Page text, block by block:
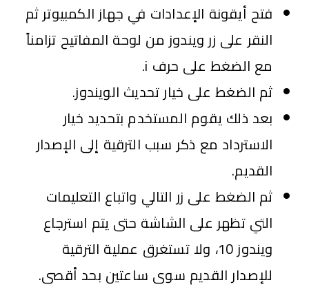
فتح أيقونة الإعدادات في جهاز الكمبيوتر ثم
النقر على زر ويندوز من لوحة المفاتيح تزامناً
مع الضغط على حرف i.
ثم الضغط على خيار تحديث الويندوز.
بعد ذلك يقوم المستخدم بتحديد خيار
الاسترداد مع ذكر سبب الترقية إلى الإصدار
القديم.
ثم الضغط على زر التالي واتباع التعليمات
التي تظهر على الشاشة حتى يتم استرجاع
ويندوز 10، ولا تستغرق عملية الترقية
للإصدار القديم سوى ساعتين بحد أقصى.